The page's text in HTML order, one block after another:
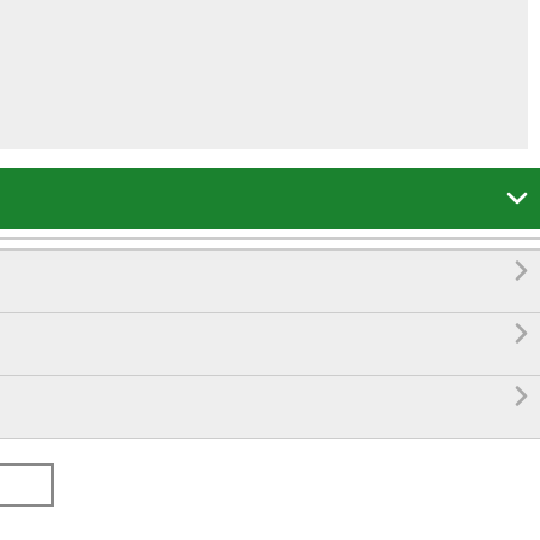



